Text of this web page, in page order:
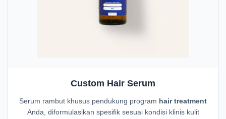
Custom Hair Serum
Serum rambut khusus pendukung program hair treatment
Anda, diformulasikan spesifik sesuai kondisi klinis kulit